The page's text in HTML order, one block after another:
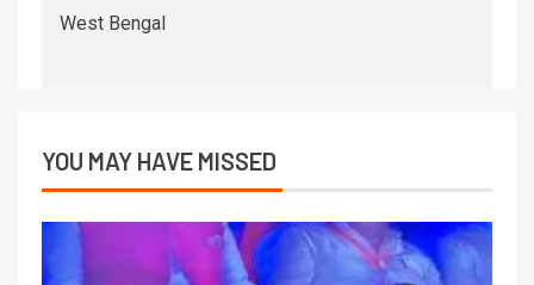
West Bengal
YOU MAY HAVE MISSED